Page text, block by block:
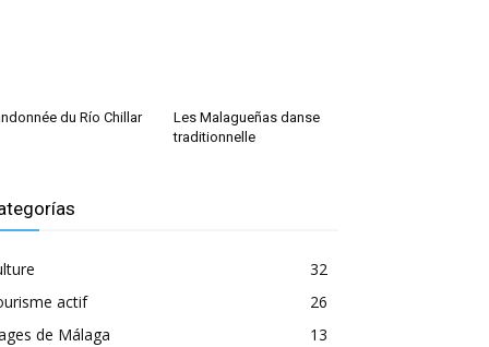
du Río Chillar
Les Malagueñas danse
traditionnelle
32
actif
26
de Málaga
13